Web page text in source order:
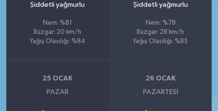
Şiddetli yağmurlu
Nem: %81
Rüzgar: 20 km/h
Yağış Olasılığı: %84
Şiddetli yağmurlu
Nem: %78
Rüzgar: 28 km/h
Yağış Olasılığı: %85
25 OCAK
PAZAR
26 OCAK
PAZARTESI